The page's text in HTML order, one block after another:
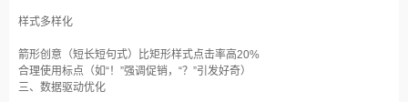
样式多样化‌
箭形创意（短长短句式）比矩形样式点击率高20%‌
合理使用标点（如“！”强调促销，“？”引发好奇）‌
三、数据驱动优化